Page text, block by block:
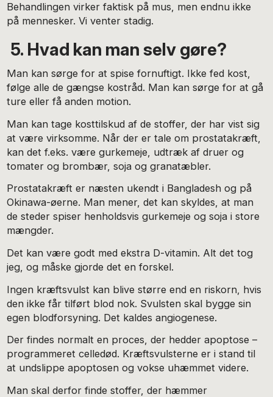
Behandlingen virker faktisk på mus, men endnu ikke
på mennesker. Vi venter stadig.
5. Hvad kan man selv gøre?
Man kan sørge for at spise fornuftigt. Ikke fed kost,
følge alle de gængse kostråd. Man kan sørge for at gå
ture eller få anden motion.
Man kan tage kosttilskud af de stoffer, der har vist sig
at være virksomme. Når der er tale om prostatakræft,
kan det f.eks. være gurkemeje, udtræk af druer og
tomater og brombær, soja og granatæbler.
Prostatakræft er næsten ukendt i Bangladesh og på
Okinawa-øerne. Man mener, det kan skyldes, at man
de steder spiser henholdsvis gurkemeje og soja i store
mængder.
Det kan være godt med ekstra D-vitamin. Alt det tog
jeg, og måske gjorde det en forskel.
Ingen kræftsvulst kan blive større end en riskorn, hvis
den ikke får tilført blod nok. Svulsten skal bygge sin
egen blodforsyning. Det kaldes angiogenese.
Der findes normalt en proces, der hedder apoptose –
programmeret celledød. Kræftsvulsterne er i stand til
at undslippe apoptosen og vokse uhæmmet videre.
Man skal derfor finde stoffer, der hæmmer